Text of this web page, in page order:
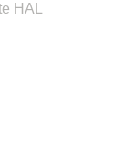
HAL